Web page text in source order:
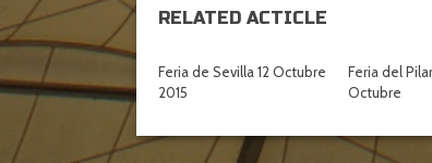
RELATED ACTICLE
Feria de Sevilla 12 Octubre
2015
Feria del
Octubre